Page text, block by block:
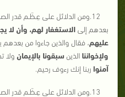
12.ومن الدلائل على عِـظَـم قدر
بعدهم إلىالاستغفار لهم، وأن لا
عليهم، فقال والذين جاءوا من بعدهم
ولإخواننا الذين سبقونا بالإيمان ولا
آمنوا ربنا إنك رءوف رحيم.
13.ومن الدلائل على عِـظَـم قدر